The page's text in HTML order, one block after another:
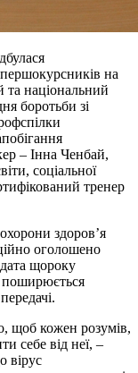
на
нацiональний
боротьби зі
– Інна Ченбай,
соціальної
тренер
здоров’я
оголошено
щороку
поширюється
щоб кожен розумів,
себе від неї, –
вірус